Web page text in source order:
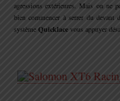
agressions extérieures. Mais on
bien commencer à serrer du
système Quicklace vous appuyer